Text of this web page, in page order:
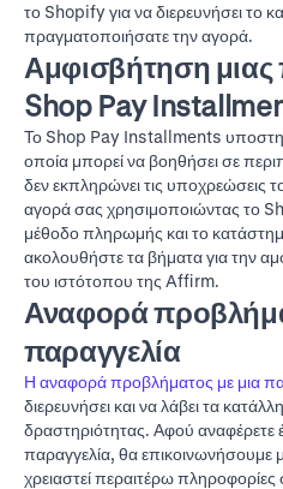
το Shopify για να διερευνήσει το
πραγματοποιήσατε την αγορά.
Αμφισβήτηση μιας
Shop Pay
Το Shop Pay Installments
οποία μπορεί να βοηθήσει σε
δεν εκπληρώνει τις υποχρεώσεις
αγορά σας χρησιμοποιώντας το
μέθοδο πληρωμής και το
ακολουθήστε τα βήματα για την
του ιστότοπου της Affirm.
Αναφορά
παραγγελία
Η αναφορά προβλήματος με μια
διερευνήσει και να λάβει τα
δραστηριότητας. Αφού αναφέρετε
παραγγελία, θα επικοινωνήσουμε
χρειαστεί περαιτέρω πληροφορίες